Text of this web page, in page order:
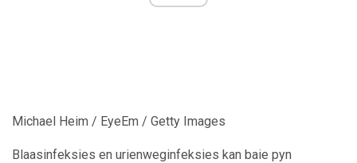
Michael Heim / EyeEm / Getty Images
Blaasinfeksies en urienweginfeksies kan baie pyn